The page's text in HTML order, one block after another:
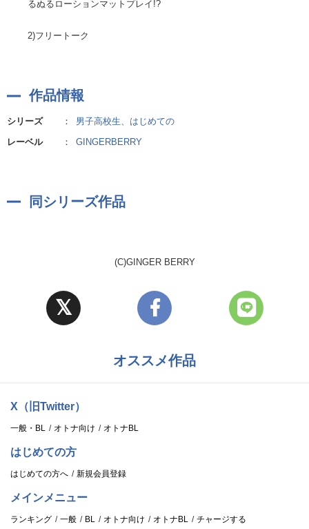
るぬるローションマットプレイ!?
2)フリートーク
作品情報
シリーズ ：
男子高校生、はじめての
レーベル
： GINGERBERRY
同シリーズ作品
(C)GINGER BERRY
オススメ作品
X（旧Twitter）
一般・BL オトナ向け オトナBL
はじめての方
はじめての方へ 新規会員登録
メインメニュー
ランキング 一般 BL オトナ向け オトナBL チャージする